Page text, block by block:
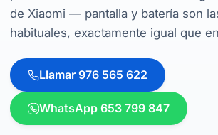
de Xiaomi — pantalla y batería son
habituales, exactamente igual que
Llamar 976 565 622
WhatsApp 653 799 847